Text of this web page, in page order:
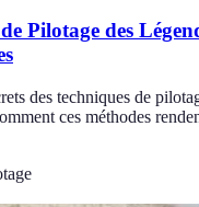
Pilotage des
des techniques de
ces méthodes